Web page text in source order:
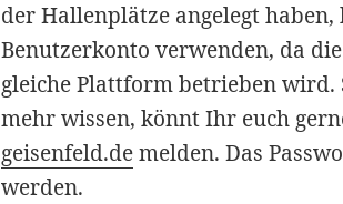
der Hallenplätze angelegt
Benutzerkonto verwenden, da
gleiche Plattform betrieben wird.
mehr wissen, könnt Ihr euch
geisenfeld.demelden. Das
werden.